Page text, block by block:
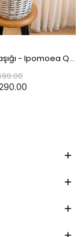
Yıldız Sarmaşığı - Ipomoea Quamoclit